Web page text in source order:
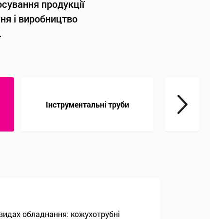
продукції
і виробництво
Інструментальні труби
обладнання: кожухотрубні
і пневматичних
виробляти «легку»
машинобудуванні.
призначення можуть